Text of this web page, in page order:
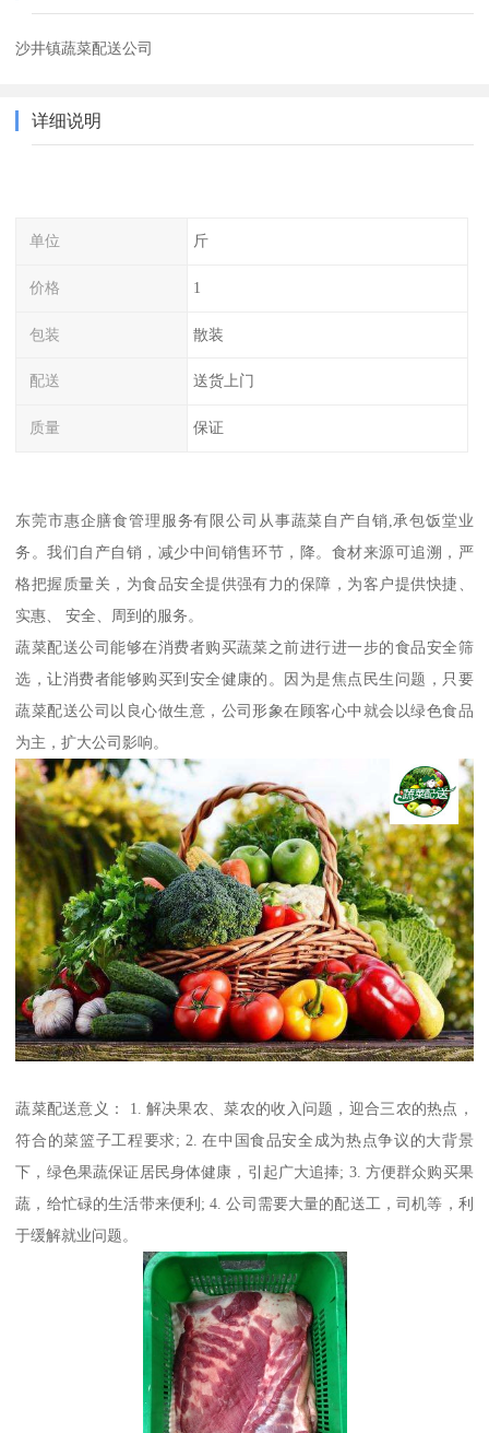
沙井镇蔬菜配送公司
详细说明
单位 斤
价格 1
包装 散装
配送 送货上门
质量 保证
东莞市惠企膳食管理服务有限公司从事蔬菜自产自销,承包饭堂业
务。我们自产自销，减少中间销售环节，降。食材来源可追溯，严
格把握质量关，为食品安全提供强有力的保障，为客户提供快捷、
实惠、 安全、周到的服务。
蔬菜配送公司能够在消费者购买蔬菜之前进行进一步的食品安全筛
选，让消费者能够购买到安全健康的。因为是焦点民生问题，只要
蔬菜配送公司以良心做生意，公司形象在顾客心中就会以绿色食品
为主，扩大公司影响。
蔬菜配送意义： 1. 解决果农、菜农的收入问题，迎合三农的热点，
符合的菜篮子工程要求; 2. 在中国食品安全成为热点争议的大背景
下，绿色果蔬保证居民身体健康，引起广大追捧; 3. 方便群众购买果
蔬，给忙碌的生活带来便利; 4. 公司需要大量的配送工，司机等，利
于缓解就业问题。